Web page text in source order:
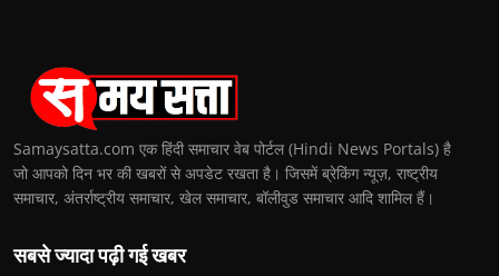
Samaysatta.com एक हिंदी समाचार वेब पोर्टल (Hindi News Portals) है
जो आपको दिन भर की खबरों से अपडेट रखता है। जिसमें ब्रेकिंग न्यूज़, राष्ट्रीय
समाचार, अंतर्राष्ट्रीय समाचार, खेल समाचार, बॉलीवुड समाचार आदि शामिल हैं।
सबसे ज्यादा पढ़ी गई खबर